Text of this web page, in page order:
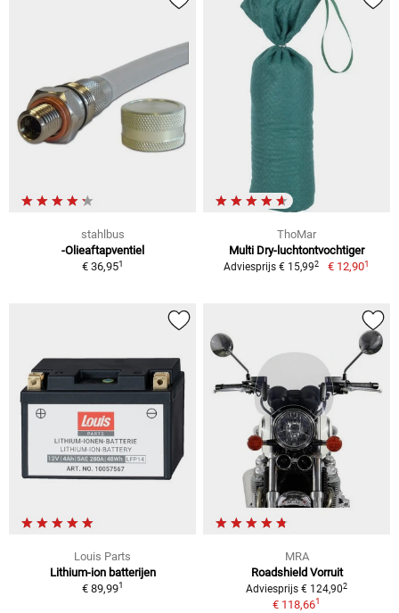
stahlbus
-Olieaftapventiel
€ 36,951
ThoMar
Multi Dry-luchtontvochtiger
Adviesprijs € 15,992 € 12,901
Louis Parts
Lithium-ion batterijen
€ 89,991
MRA
Roadshield Vorruit
Adviesprijs € 124,902
€ 118,661